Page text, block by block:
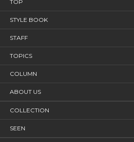
TOP
STYLE BOOK
STAFF
TOPICS
COLUMN
ABOUT US
COLLECTION
SEEN